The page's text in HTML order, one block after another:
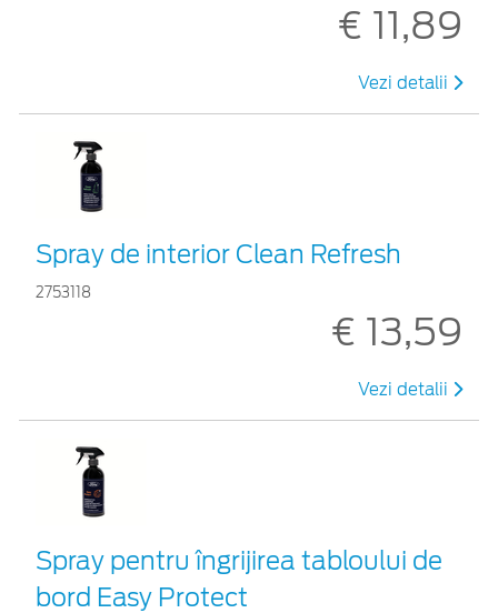
€ 11,89
Vezi detalii
Spray de interior Clean Refresh
2753118
€ 13,59
Vezi detalii
Spray pentru îngrijirea tabloului de
bord Easy Protect